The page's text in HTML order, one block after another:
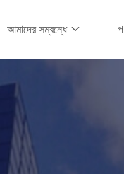
আমাদের সম্বন্ধে